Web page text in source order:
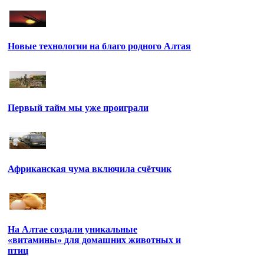
Новые технологии на благо родного Алтая
Первый тайм мы уже проиграли
Африканская чума включила счётчик
На Алтае создали уникальные
«витамины» для домашних животных и
птиц